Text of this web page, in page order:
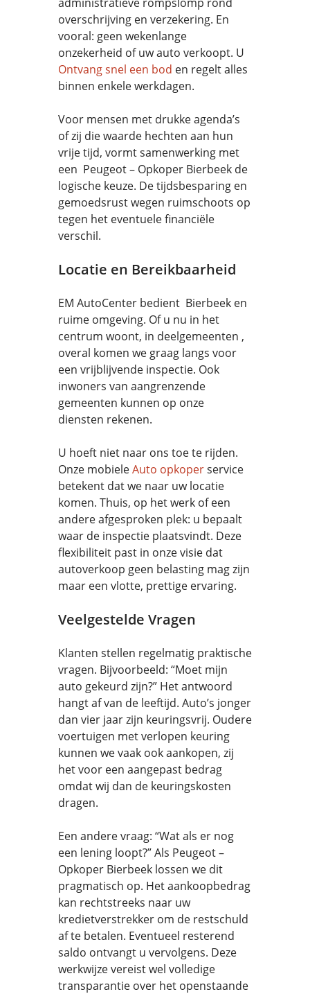
overschrijving en verzekering. En
vooral: geen wekenlange
onzekerheid of uw auto verkoopt. U
Ontvang snel een bod en regelt alles
binnen enkele werkdagen.
Voor mensen met drukke agenda’s
of zij die waarde hechten aan hun
vrije tijd, vormt samenwerking met
een Peugeot – Opkoper Bierbeek de
logische keuze. De tijdsbesparing en
gemoedsrust wegen ruimschoots op
tegen het eventuele financiële
verschil.
Locatie en Bereikbaarheid
EM AutoCenter bedient Bierbeek en
ruime omgeving. Of u nu in het
centrum woont, in deelgemeenten ,
overal komen we graag langs voor
een vrijblijvende inspectie. Ook
inwoners van aangrenzende
gemeenten kunnen op onze
diensten rekenen.
U hoeft niet naar ons toe te rijden.
Onze mobieleAuto opkoperservice
betekent dat we naar uw locatie
komen. Thuis, op het werk of een
andere afgesproken plek: u bepaalt
waar de inspectie plaatsvindt. Deze
flexibiliteit past in onze visie dat
autoverkoop geen belasting mag zijn
maar een vlotte, prettige ervaring.
Veelgestelde Vragen
Klanten stellen regelmatig praktische
vragen. Bijvoorbeeld: “Moet mijn
auto gekeurd zijn?” Het antwoord
hangt af van de leeftijd. Auto’s jonger
dan vier jaar zijn keuringsvrij. Oudere
voertuigen met verlopen keuring
kunnen we vaak ook aankopen, zij
het voor een aangepast bedrag
omdat wij dan de keuringskosten
dragen.
Een andere vraag: “Wat als er nog
een lening loopt?” Als Peugeot –
Opkoper Bierbeek lossen we dit
pragmatisch op. Het aankoopbedrag
kan rechtstreeks naar uw
kredietverstrekker om de restschuld
af te betalen. Eventueel resterend
saldo ontvangt u vervolgens. Deze
werkwijze vereist wel volledige
transparantie over het openstaande